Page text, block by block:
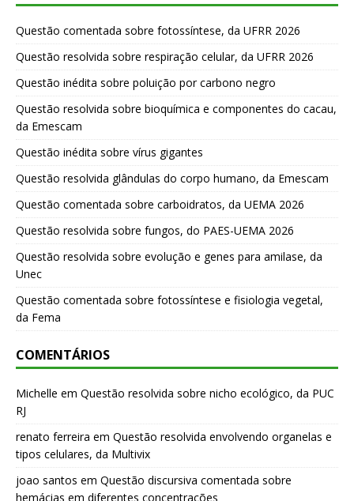
Questão comentada sobre fotossíntese, da UFRR 2026
Questão resolvida sobre respiração celular, da UFRR 2026
Questão inédita sobre poluição por carbono negro
Questão resolvida sobre bioquímica e componentes do cacau,
da Emescam
Questão inédita sobre vírus gigantes
Questão resolvida glândulas do corpo humano, da Emescam
Questão comentada sobre carboidratos, da UEMA 2026
Questão resolvida sobre fungos, do PAES-UEMA 2026
Questão resolvida sobre evolução e genes para amilase, da
Unec
Questão comentada sobre fotossíntese e fisiologia vegetal,
da Fema
COMENTÁRIOS
Michelle em Questão resolvida sobre nicho ecológico, da PUC
RJ
renato ferreira em Questão resolvida envolvendo organelas e
tipos celulares, da Multivix
joao santos em Questão discursiva comentada sobre
hemácias em diferentes concentrações